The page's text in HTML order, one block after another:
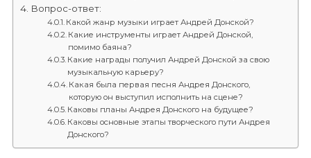
Вопрос-ответ:
Какой жанр музыки играет Андрей Донской?
Какие инструменты играет Андрей Донской,
помимо баяна?
Какие награды получил Андрей Донской за свою
музыкальную карьеру?
Какая была первая песня Андрея Донского,
которую он выступил исполнить на сцене?
Каковы планы Андрея Донского на будущее?
Каковы основные этапы творческого пути Андрея
Донского?